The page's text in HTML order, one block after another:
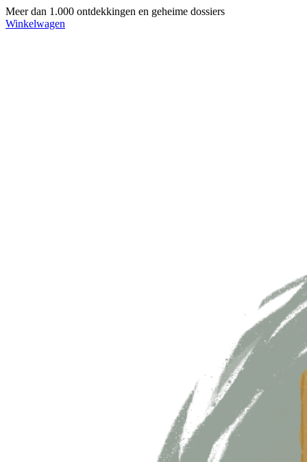
Meer dan 1.000 ontdekkingen en geheime dossiers
Winkelwagen